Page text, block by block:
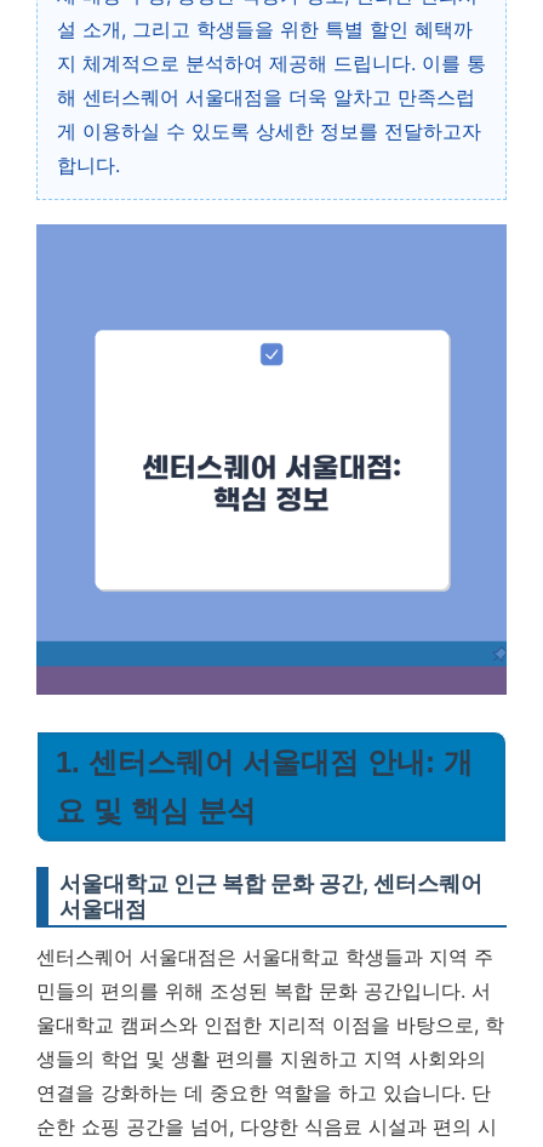
설 소개, 그리고 학생들을 위한 특별 할인 혜택까
지 체계적으로 분석하여 제공해 드립니다. 이를 통
해 센터스퀘어 서울대점을 더욱 알차고 만족스럽
게 이용하실 수 있도록 상세한 정보를 전달하고자
합니다.
1. 센터스퀘어 서울대점 안내: 개
요 및 핵심 분석
서울대학교 인근 복합 문화 공간, 센터스퀘어
서울대점
센터스퀘어 서울대점은 서울대학교 학생들과 지역 주
민들의 편의를 위해 조성된 복합 문화 공간입니다. 서
울대학교 캠퍼스와 인접한 지리적 이점을 바탕으로, 학
생들의 학업 및 생활 편의를 지원하고 지역 사회와의
연결을 강화하는 데 중요한 역할을 하고 있습니다. 단
순한 쇼핑 공간을 넘어, 다양한 식음료 시설과 편의 시